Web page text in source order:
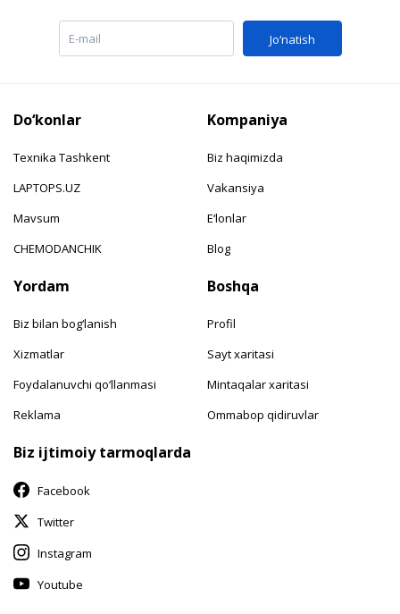
Jo‘natish
Do‘konlar
Texnika Tashkent
LAPTOPS.UZ
Mavsum
CHEMODANCHIK
Kompaniya
Biz haqimizda
Vakansiya
E‘lonlar
Blog
Yordam
Biz bilan bog‘lanish
Xizmatlar
Foydalanuvchi qo‘llanmasi
Reklama
Boshqa
Profil
Sayt xaritasi
Mintaqalar xaritasi
Ommabop qidiruvlar
Biz ijtimoiy tarmoqlarda
Facebook
Twitter
Instagram
Youtube